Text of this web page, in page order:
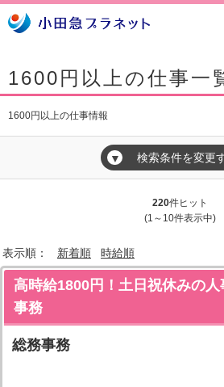
1600円以上の仕事一
1600円以上の仕事情報
▼ 検索条件を変更
220件ヒット
(1～10件表示中)
表示順： 新着順 時給順
高時給1800円！土日祝休みの
事務
総務事務